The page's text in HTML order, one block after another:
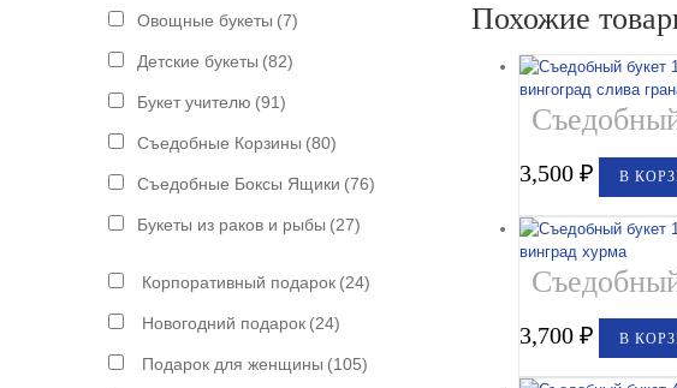
Похожие
3,500₽ В
3,700₽ В
Овощные букеты (7)
Детские букеты (82)
Букет учителю (91)
Съедобные Корзины (80)
Съедобные Боксы Ящики (76)
Букеты из раков и рыбы (27)
Корпоративный подарок (24)
Новогодний подарок (24)
Подарок для женщины (105)